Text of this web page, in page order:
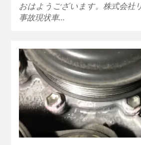
おはようございます。株式会社
事故現状車…